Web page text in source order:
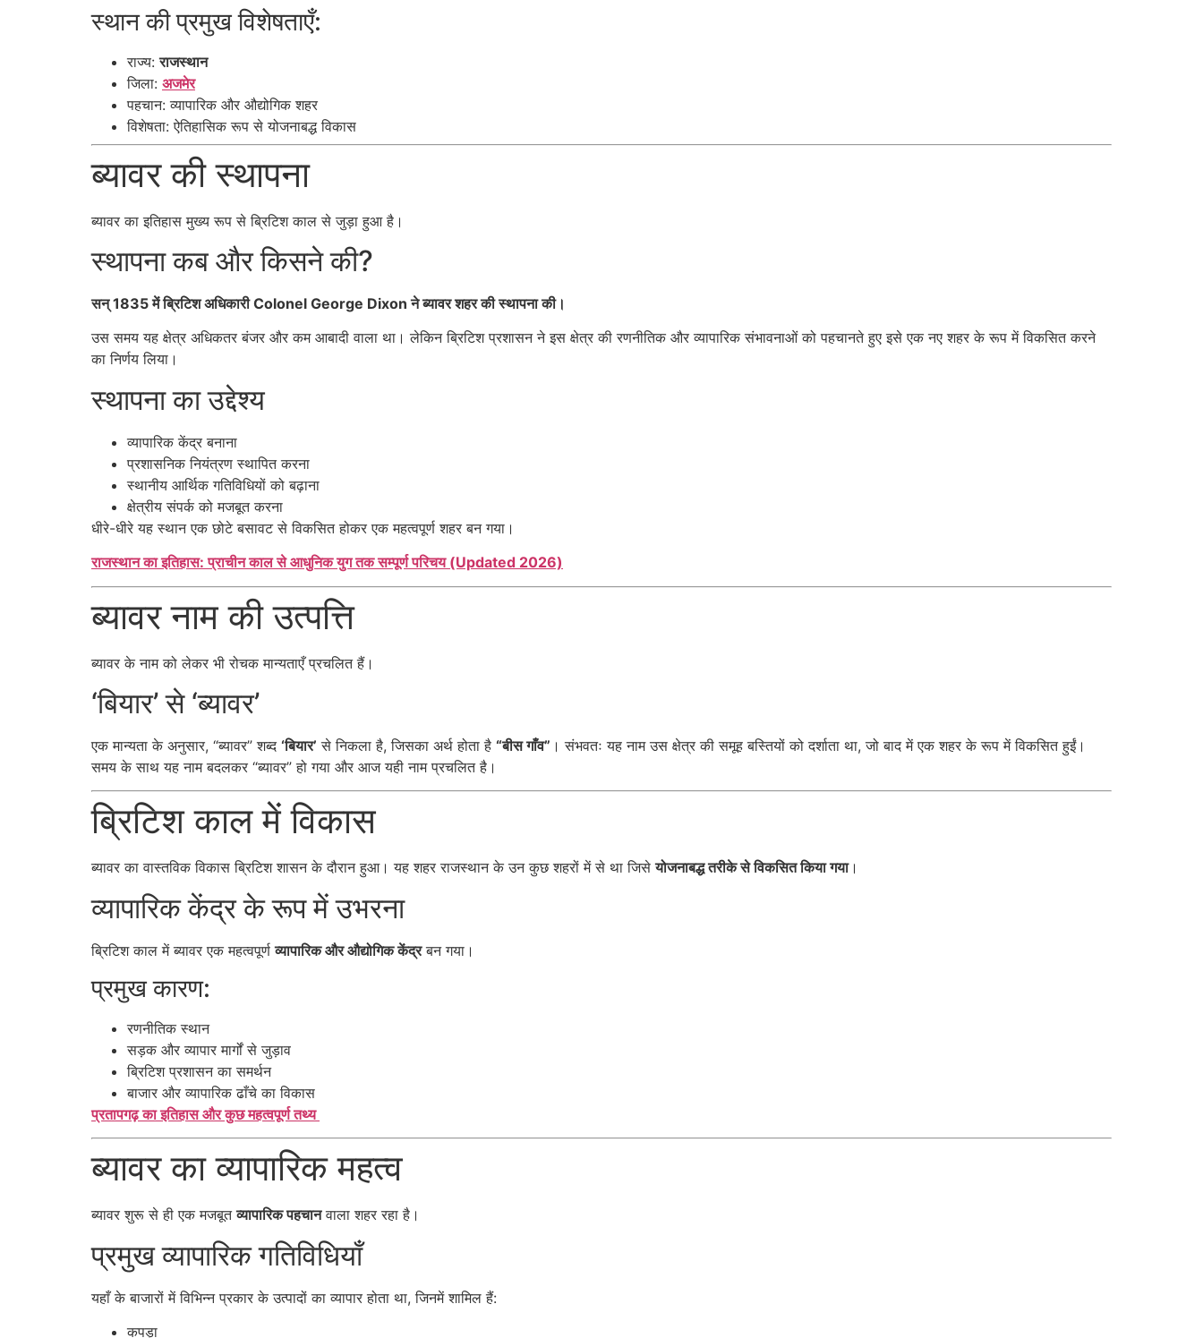
स्थान की प्रमुख विशेषताएँ:
राज्य:राजस्थान
जिला: अजमेर
पहचान: व्यापारिक और औद्योगिक शहर
विशेषता: ऐतिहासिक रूप से योजनाबद्ध विकास
ब्यावर की स्थापना
ब्यावर का इतिहास मुख्य रूप से ब्रिटिश काल से जुड़ा हुआ है।
स्थापना कब और किसने की?
सन् 1835 में ब्रिटिश अधिकारीColonel George Dixon ने ब्यावर शहर की स्थापना की।
उस समय यह क्षेत्र अधिकतर बंजर और कम आबादी वाला था। लेकिन ब्रिटिश प्रशासन ने इस क्षेत्र की रणनीतिक और व्यापारिक संभावनाओं को पहचानते हुए इसे एक नए शहर के रूप में विकसित करने
का निर्णय लिया।
स्थापना का उद्देश्य
व्यापारिक केंद्र बनाना
प्रशासनिक नियंत्रण स्थापित करना
स्थानीय आर्थिक गतिविधियों को बढ़ाना
क्षेत्रीय संपर्क को मजबूत करना
धीरे-धीरे यह स्थान एक छोटे बसावट से विकसित होकर एक महत्वपूर्ण शहर बन गया।
राजस्थान का इतिहास: प्राचीन काल से आधुनिक युग तक सम्पूर्ण परिचय (Updated 2026)
ब्यावर नाम की उत्पत्ति
ब्यावर के नाम को लेकर भी रोचक मान्यताएँ प्रचलित हैं।
‘बियार’ से ‘ब्यावर’
एक मान्यता के अनुसार, “ब्यावर” शब्द ‘बियार’ से निकला है, जिसका अर्थ होता है “बीस गाँव” । संभवतः यह नाम उस क्षेत्र की समूह बस्तियों को दर्शाता था, जो बाद में एक शहर के रूप में विकसित हुईं।
समय के साथ यह नाम बदलकर “ब्यावर” हो गया और आज यही नाम प्रचलित है।
ब्रिटिश काल में विकास
ब्यावर का वास्तविक विकास ब्रिटिश शासन के दौरान हुआ। यह शहर राजस्थान के उन कुछ शहरों में से था जिसेयोजनाबद्ध तरीके से विकसित किया गया।
व्यापारिक केंद्र के रूप में उभरना
ब्रिटिश काल में ब्यावर एक महत्वपूर्णव्यापारिक और औद्योगिक केंद्रबन गया।
प्रमुख कारण:
रणनीतिक स्थान
सड़क और व्यापार मार्गों से जुड़ाव
ब्रिटिश प्रशासन का समर्थन
बाजार और व्यापारिक ढाँचे का विकास
प्रतापगढ़ का इतिहास और कुछ महत्वपूर्ण तथ्य
ब्यावर का व्यापारिक महत्व
ब्यावर शुरू से ही एक मजबूतव्यापारिक पहचानवाला शहर रहा है।
प्रमुख व्यापारिक गतिविधियाँ
यहाँ के बाजारों में विभिन्न प्रकार के उत्पादों का व्यापार होता था, जिनमें शामिल हैं:
कपड़ा